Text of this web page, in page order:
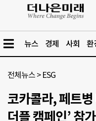
뉴스 경제 사회 환
전체뉴스 > ESG
코카콜라, 페트
더플 캠페인’ 참